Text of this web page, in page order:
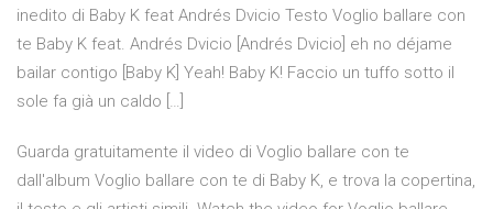
inedito di Baby K feat Andrés Dvicio Testo Voglio ballare con
te Baby K feat. Andrés Dvicio [Andrés Dvicio] eh no déjame
bailar contigo [Baby K] Yeah! Baby K! Faccio un tuffo sotto il
sole fa già un caldo […]
Guarda gratuitamente il video di Voglio ballare con te
dall'album Voglio ballare con te di Baby K, e trova la copertina,